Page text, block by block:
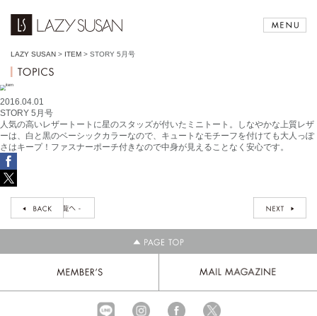
LAZY SUSAN > ITEM > STORY 5月号
2016.04.01
STORY 5月号
人気の高いレザートートに星のスタッズが付いたミニトート。しなやかな上質レザ
ーは、白と黒のベーシックカラーなので、キュートなモチーフを付けても大人っぽ
さはキープ！ファスナーポーチ付きなので中身が見えることなく安心です。